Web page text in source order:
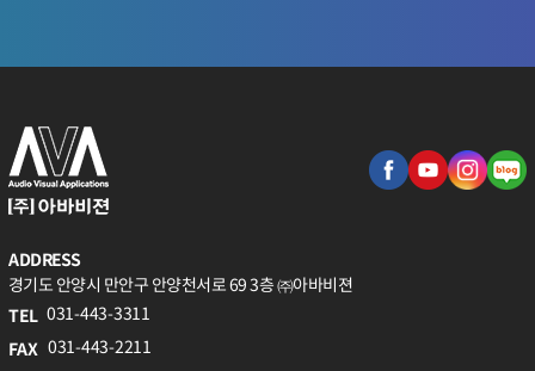
ADDRESS
경기도 안양시 만안구 안양천서로 69 3층 ㈜아바비젼
TEL 031-443-3311
FAX 031-443-2211